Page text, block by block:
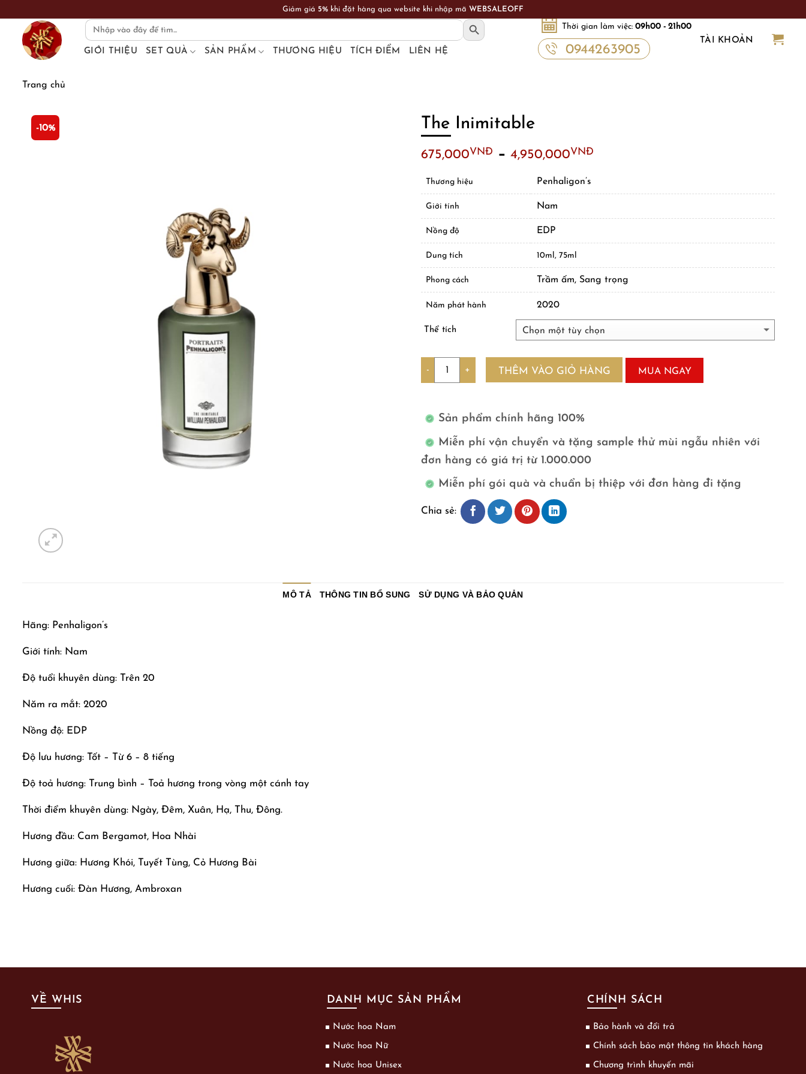
content
FREESHIP toàn quốc cho đơn hàng từ 1.000.000 VNĐ
Search
SEARCH BUTTON
GIỚI THIỆU SET QUÀ SẢN PHẨM THƯƠNG HIỆU TÍCH ĐIỂM LIÊN HỆ
Thời gian làm việc: 09h00 - 21h00
0944263905
TÀI KHOẢN
Trang chủ
-10% The Inimitable
675,000VNĐ – 4,950,000VNĐ
Thương hiệu Penhaligon’s
Giới tính Nam
Nồng độ EDP
Dung tích 10ml, 75ml
Phong cách Trầm ấm, Sang trọng
Năm phát hành 2020
Thể tích
Số lượng
THÊM VÀO GIỎ HÀNG MUA NGAY
Sản phẩm chính hãng 100%
Miễn phí vận chuyển và tặng sample thử mùi ngẫu nhiên với
đơn hàng có giá trị từ 1.000.000
Miễn phí gói quà và chuẩn bị thiệp với đơn hàng đi tặng
Chia sẻ:
MÔ TẢ THÔNG TIN BỔ SUNG SỬ DỤNG VÀ BẢO QUẢN
Hãng: Penhaligon’s
Giới tính: Nam
Độ tuổi khuyên dùng: Trên 20
Năm ra mắt: 2020
Nồng độ: EDP
Độ lưu hương: Tốt – Từ 6 – 8 tiếng
Độ toả hương: Trung bình – Toả hương trong vòng một cánh tay
Thời điểm khuyên dùng: Ngày, Đêm, Xuân, Hạ, Thu, Đông.
Hương đầu: Cam Bergamot, Hoa Nhài
Hương giữa: Hương Khói, Tuyết Tùng, Cỏ Hương Bài
Hương cuối: Đàn Hương, Ambroxan
VỀ WHIS DANH MỤC SẢN PHẨM
Nước hoa Nam
Nước hoa Nữ
Nước hoa Unisex
CHÍNH SÁCH
Bảo hành và đổi trả
Chính sách bảo mật thông tin khách hàng
Chương trình khuyến mãi